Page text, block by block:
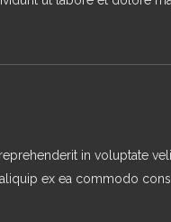
in voluptate
ex ea commodo